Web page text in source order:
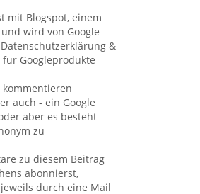
mit Blogspot, einem
wird von Google
&
Googleprodukte
kommentieren
auch - ein Google
aber es besteht
zu
zu diesem Beitrag
abonnierst,
durch eine Mail